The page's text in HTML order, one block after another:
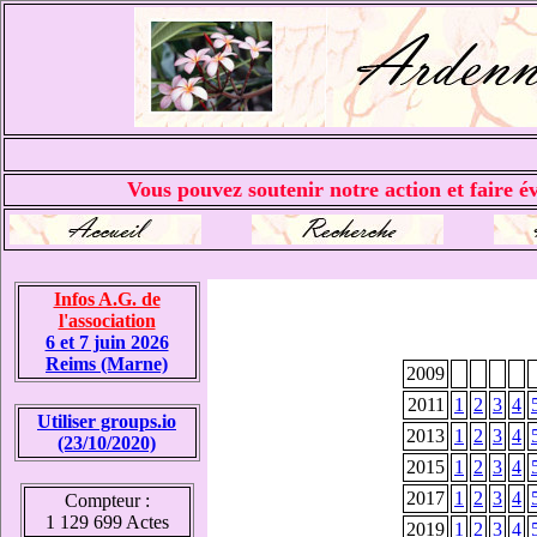
Vous pouvez soutenir notre action et faire
Infos A.G. de
l'association
6 et 7 juin 2026
Reims (Marne)
Utiliser groups.io
(23/10/2020)
Compteur :
1 129 699 Actes
2009
2011
1 2 3 4
2013 1 2 3 4
2015 1 2 3 4
2017 1 2 3 4
2019 1 2 3 4